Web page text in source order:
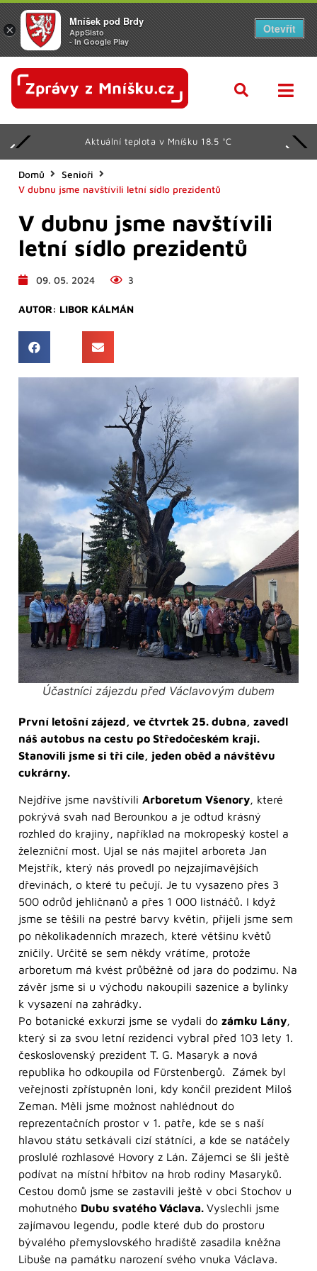
Aktuální teplota v Mníšku 18.5 °C
Domů
Senioři
V dubnu jsme navštívili letní sídlo prezidentů
V dubnu jsme navštívili
letní sídlo prezidentů
09. 05. 2024 3
AUTOR: LIBOR KÁLMÁN
Účastníci zájezdu před Václavovým dubem
První letošní zájezd, ve čtvrtek 25. dubna, zavedl
náš autobus na cestu po Středočeském kraji.
Stanovili jsme si tři cíle, jeden oběd a návštěvu
cukrárny.
Nejdříve jsme navštívili Arboretum Všenory, které
pokrývá svah nad Berounkou a je odtud krásný
rozhled do krajiny, například na mokropeský kostel a
železniční most. Ujal se nás majitel arboreta Jan
Mejstřík, který nás provedl po nejzajímavějších
dřevinách, o které tu pečují. Je tu vysazeno přes 3
500 odrůd jehličnanů a přes 1 000 listnáčů. I když
jsme se těšili na pestré barvy květin, přijeli jsme sem
po několikadenních mrazech, které většinu květů
zničily. Určitě se sem někdy vrátíme, protože
arboretum má kvést průběžně od jara do podzimu. Na
závěr jsme si u východu nakoupili sazenice a bylinky
k vysazení na zahrádky.
Po botanické exkurzi jsme se vydali do zámku Lány,
který si za svou letní rezidenci vybral před 103 lety 1.
československý prezident T. G. Masaryk a nová
republika ho odkoupila od Fürstenbergů. Zámek byl
veřejnosti zpřístupněn loni, kdy končil prezident Miloš
Zeman. Měli jsme možnost nahlédnout do
reprezentačních prostor v 1. patře, kde se s naší
hlavou státu setkávali cizí státníci, a kde se natáčely
proslulé rozhlasové Hovory z Lán. Zájemci se šli ještě
podívat na místní hřbitov na hrob rodiny Masaryků.
Cestou domů jsme se zastavili ještě v obci Stochov u
mohutného Dubu svatého Václava. Vyslechli jsme
zajímavou legendu, podle které dub do prostoru
bývalého přemyslovského hradiště zasadila kněžna
Libuše na památku narození svého vnuka Václava.
×
Mníšek pod Brdy
AppSisto
- In Google Play
Otevřít